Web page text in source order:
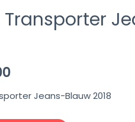
Transporter
Jeans-Blauw 2018